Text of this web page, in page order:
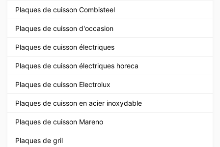
Plaques de cuisson Combisteel
Plaques de cuisson d'occasion
Plaques de cuisson électriques
Plaques de cuisson électriques horeca
Plaques de cuisson Electrolux
Plaques de cuisson en acier inoxydable
Plaques de cuisson Mareno
Plaques de gril